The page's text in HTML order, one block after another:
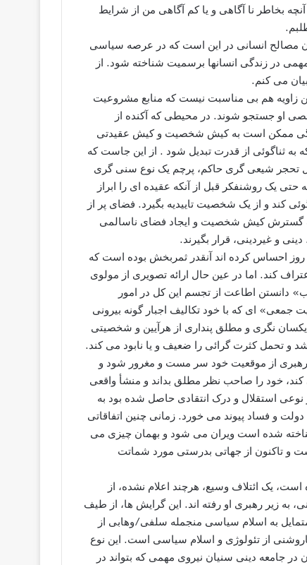
بخاطر نا آگاهی و یا کم آگاهی من از شرایط
مصالح انسانی در این است که در عرصه سیاسی
در زندگی انسانها برسمیت شناخته شود. از
می کنم.
هم بی مناسبت نیست که منابع مشروعیت
او جستجو شوند. در محیطی که آکنده از
ممکن است به کیش شخصیت و کیش عقیدتی
ثناگوئی از قدرت تبدیل شود . از این جاست که
تحجر شیعی گری حاکم، پرچم یک نوع سنی گری
یک روشنفکر قبل از آنکه عقیده ای را ابراز
کند و از یک شخصیت تاییدیه بگیرد. فضای پر از
به گسترش کیش شخصیت و ایجاد فضای ناسالمی
و غیردینی، قرار بگیرند.
احساس کرده اند آنقدر ثمربخش بوده است که
کند. اما در عین حال ارائه تصویری از مولوی
دانستن اطاعت از تجسم این کل در امور
ای که با خود تکالیف اجبار گونه بیرونی
نگری و مطلق پنداری از هرآیین و شخصیتی
و تحمل کثرت گرائی را ضعیف و یا نابود می کند.
رهبری از موقعیت خود سر مست و مغرور شود و
کند، خود را صاحب نظر مطلق بداند و منشأ واقعی
استقلال و درک انتقادی حاصل شده بود به
و فساد پیوند می خورد. زمانی چنین اتفاقاتی
شده است ویران می شود و بهمان چیزی می
و تاکنون از جهاتی بدرستی مورد شماتت
یک ائتلاف وسیع، هرچند اعلام نشده، از
به زیر رهبری او رفته اند. این گرایش ها، از طیف
به اسلام سیاسی منجمله سلفی/وهابی از
از تئولوژی و اسلام سیاسی است. این نوع
جامعه دینی سنیان نیروی مهمی که بتواند در